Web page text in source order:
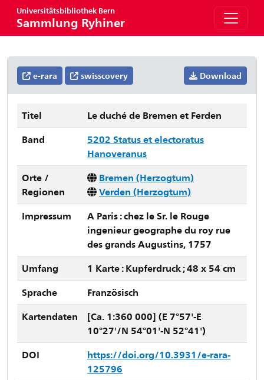
Universitätsbibliothek Bern
Sammlung Ryhiner
e-rara swisscovery Download
Titel
Le duché de Bremen et Ferden
Band
5202 Status et electoratus
Hanoveranus
Orte /
Regionen
Bremen (Herzogtum)
Verden (Herzogtum)
Impressum
A Paris : chez le Sr. le Rouge
ingenieur geographe du roy rue
des grands Augustins, 1757
Umfang
1 Karte : Kupferdruck ; 48 x 54 cm
Sprache
Französisch
Kartendaten
[Ca. 1:360 000] (E 7°57'-E
10°27'/N 54°01'-N 52°41')
DOI
https://doi.org/10.3931/e-rara-
125796